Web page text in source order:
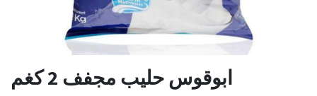
ابوقوس حليب مجفف 2 كغم